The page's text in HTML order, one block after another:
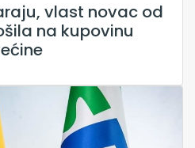
vlast novac od
na kupovinu